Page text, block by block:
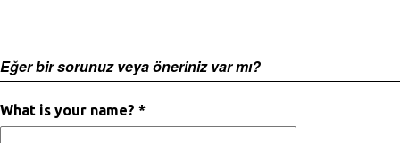
Eğer bir sorunuz veya öneriniz var mı?
What is your name? *